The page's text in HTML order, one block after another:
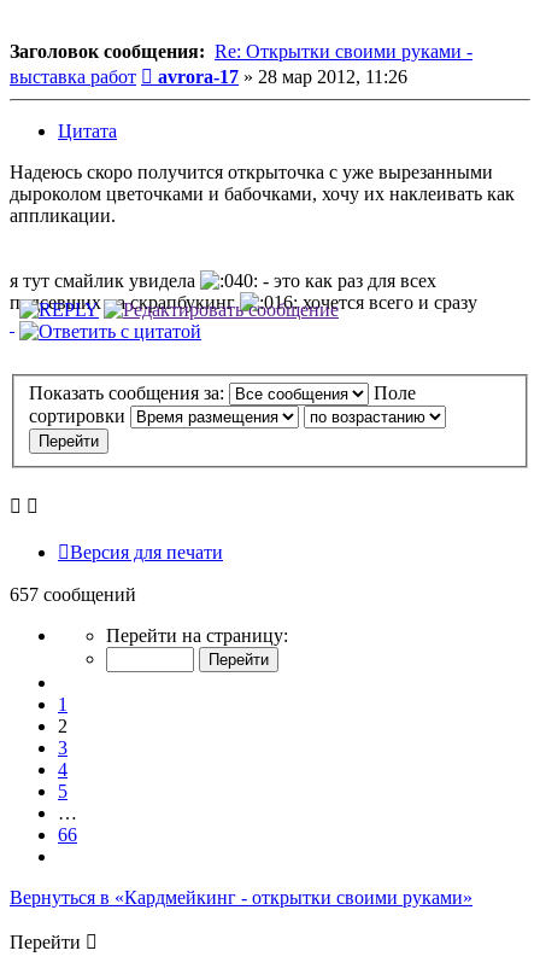
Заголовок сообщения: Re: Открытки своими руками -
выставка работ
Сообщение
avrora-17 » 28 мар 2012, 11:26
Цитата
Надеюсь скоро получится открыточка с уже вырезанными
дыроколом цветочками и бабочками, хочу их наклеивать как
аппликации.
я тут смайлик увидела
- это как раз для всех
подсевших на скрапбукинг
хочется всего и сразу
Показать сообщения за:
Поле
сортировки
Версия для печати
657 сообщений
Страница
66
Перейти на страницу:
1
2
3
4
5
…
66
Вернуться в «Кардмейкинг - открытки своими руками»
Перейти